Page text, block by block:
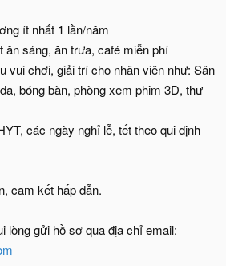
ít nhất 1 lần/năm
ăn sáng, ăn trưa, café miễn phí
vui chơi, giải trí cho nhân viên như: Sân
bóng bàn, phòng xem phim 3D, thư
các ngày nghỉ lễ, tết theo qui định
cam kết hấp dẫn.
lòng gửi hồ sơ qua địa chỉ email: